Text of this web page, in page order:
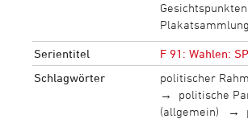
Serientitel
F 91: Wahlen:
Schlagwörter
politischer
politische
(allgemein)